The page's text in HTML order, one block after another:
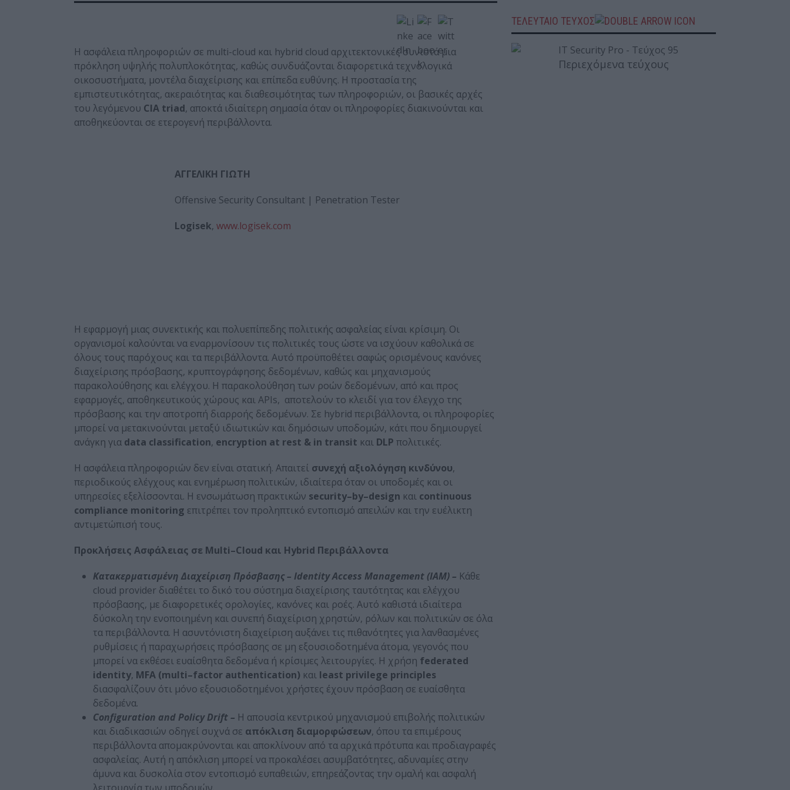
Η ασφάλεια πληροφοριών σε multi-cloud και hybrid cloud αρχιτεκτονικές συνιστά μια
πρόκληση υψηλής πολυπλοκότητας, καθώς συνδυάζονται διαφορετικά τεχνολογικά
οικοσυστήματα, μοντέλα διαχείρισης και επίπεδα ευθύνης. Η προστασία της
εμπιστευτικότητας, ακεραιότητας και διαθεσιμότητας των πληροφοριών, οι βασικές αρχές
του λεγόμενου CIA triad, αποκτά ιδιαίτερη σημασία όταν οι πληροφορίες διακινούνται και
αποθηκεύονται σε ετερογενή περιβάλλοντα.
ΑΓΓΕΛΙΚΗ ΓΙΩΤΗ
Offensive Security Consultant | Penetration Tester
Logisek, www.logisek.com
Η εφαρμογή μιας συνεκτικής και πολυεπίπεδης πολιτικής ασφαλείας είναι κρίσιμη. Οι
οργανισμοί καλούνται να εναρμονίσουν τις πολιτικές τους ώστε να ισχύουν καθολικά σε
όλους τους παρόχους και τα περιβάλλοντα. Αυτό προϋποθέτει σαφώς ορισμένους κανόνες
διαχείρισης πρόσβασης, κρυπτογράφησης δεδομένων, καθώς και μηχανισμούς
παρακολούθησης και ελέγχου. Η παρακολούθηση των ροών δεδομένων, από και προς
εφαρμογές, αποθηκευτικούς χώρους και APIs, αποτελούν το κλειδί για τον έλεγχο της
πρόσβασης και την αποτροπή διαρροής δεδομένων. Σε hybrid περιβάλλοντα, οι πληροφορίες
μπορεί να μετακινούνται μεταξύ ιδιωτικών και δημόσιων υποδομών, κάτι που δημιουργεί
ανάγκη για data classification, encryption at rest & in transit και DLP πολιτικές.
H ασφάλεια πληροφοριών δεν είναι στατική. Απαιτεί συνεχή αξιολόγηση κινδύνου,
περιοδικούς ελέγχους και ενημέρωση πολιτικών, ιδιαίτερα όταν οι υποδομές και οι
υπηρεσίες εξελίσσονται. Η ενσωμάτωση πρακτικών security–by–design και continuous
compliance monitoring επιτρέπει τον προληπτικό εντοπισμό απειλών και την ευέλικτη
αντιμετώπισή τους.
Προκλήσεις Ασφάλειας σε Multi–Cloud και Hybrid Περιβάλλοντα
Κατακερματισμένη Διαχείριση Πρόσβασης – IdentityAccess Management (IAM) – Κάθε
cloud provider διαθέτει το δικό του σύστημα διαχείρισης ταυτότητας και ελέγχου
πρόσβασης, με διαφορετικές ορολογίες, κανόνες και ροές. Αυτό καθιστά ιδιαίτερα
δύσκολη την ενοποιημένη και συνεπή διαχείριση χρηστών, ρόλων και πολιτικών σε όλα
τα περιβάλλοντα. Η ασυντόνιστη διαχείριση αυξάνει τις πιθανότητες για λανθασμένες
ρυθμίσεις ή παραχωρήσεις πρόσβασης σε μη εξουσιοδοτημένα άτομα, γεγονός που
μπορεί να εκθέσει ευαίσθητα δεδομένα ή κρίσιμες λειτουργίες. Η χρήση federated
identity, MFA (multi–factor authentication) και least privilege principles
διασφαλίζουν ότι μόνο εξουσιοδοτημένοι χρήστες έχουν πρόσβαση σε ευαίσθητα
δεδομένα.
Configuration and Policy Drift– Η απουσία κεντρικού μηχανισμού επιβολής πολιτικών
και διαδικασιών οδηγεί συχνά σε απόκλιση διαμορφώσεων, όπου τα επιμέρους
περιβάλλοντα απομακρύνονται και αποκλίνουν από τα αρχικά πρότυπα και προδιαγραφές
ασφαλείας. Αυτή η απόκλιση μπορεί να προκαλέσει ασυμβατότητες, αδυναμίες στην
άμυνα και δυσκολία στον εντοπισμό ευπαθειών, επηρεάζοντας την ομαλή και ασφαλή
ΤΕΛΕΥΤΑΙΟ ΤΕΥΧΟΣ
Περιεχόμενα τεύχους